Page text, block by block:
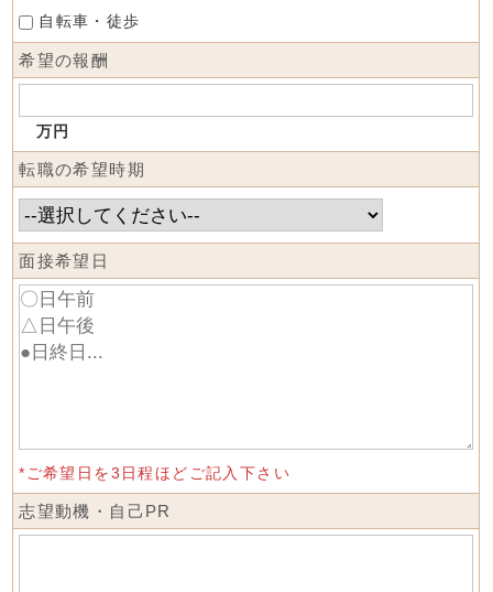
自転車・徒歩
希望の報酬
万円
転職の希望時期
面接希望日
*ご希望日を3日程ほどご記入下さい
志望動機・自己PR